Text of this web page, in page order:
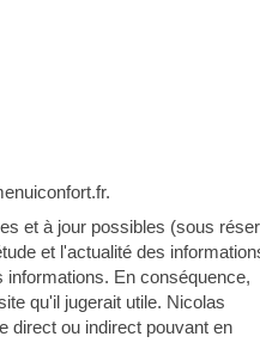
et à jour possibles (sous
et l'actualité des
informations. En conséquence,
qu'il jugerait utile. Nicolas
direct ou indirect pouvant en